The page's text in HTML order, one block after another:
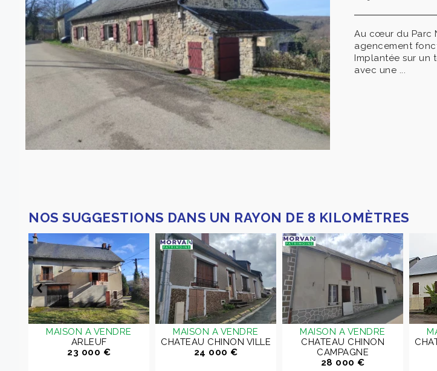
Au cœur du Parc
agencement
Implantée sur un
avec une ...
NOS SUGGESTIONS DANS UN RAYON DE 8 KILOMÈTRES
MAISON A VENDRE
ARLEUF
23 000 €
MAISON A VENDRE
CHATEAU CHINON VILLE
24 000 €
MAISON A VENDRE
CHATEAU CHINON
CAMPAGNE
28 000 €